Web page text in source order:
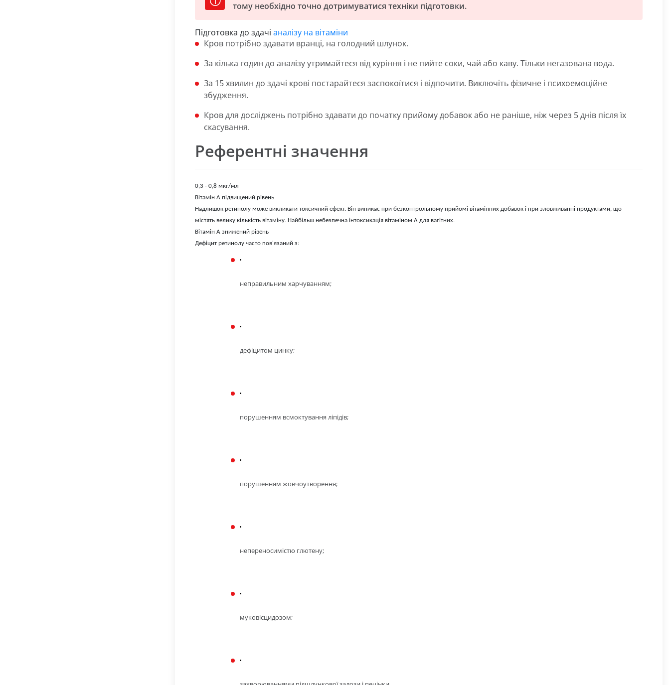
тому необхідно точно дотримуватися техніки підготовки.
Підготовка до здачі аналізу на вітаміни
Кров потрібно здавати вранці, на голодний шлунок.
За кілька годин до аналізу утримайтеся від куріння і не пийте соки, чай або каву. Тільки негазована вода.
За 15 хвилин до здачі крові постарайтеся заспокоїтися і відпочити. Виключіть фізичне і психоемоційне
збудження.
Кров для досліджень потрібно здавати до початку прийому добавок або не раніше, ніж через 5 днів після їх
скасування.
Референтні значення
0,3 - 0,8 мкг/мл
Вітамін А підвищений рівень
Надлишок ретинолу може викликати токсичний ефект. Він виникає при безконтрольному прийомі вітамінних добавок і при зловживанні продуктами, що
містять велику кількість вітаміну. Найбільш небезпечна інтоксикація вітаміном А для вагітних.
Вітамін А знижений рівень
Дефіцит ретинолу часто пов'язаний з:
неправильним харчуванням;
дефіцитом цинку;
порушенням всмоктування ліпідів;
порушенням жовчоутворення;
непереносимістю глютену;
муковісцидозом;